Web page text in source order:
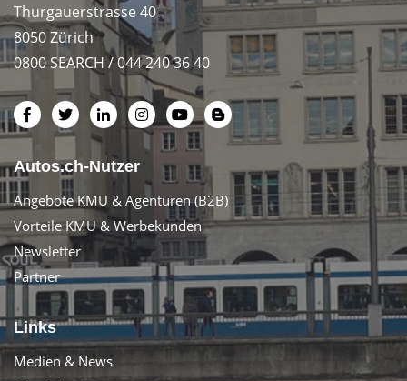
Thurgauerstrasse 40
8050 Zürich
0800 SEARCH / 044 240 36 40
Autos.ch-Nutzer
Angebote KMU & Agenturen (B2B)
Vorteile KMU & Werbekunden
Newsletter
Partner
Links
Medien & News